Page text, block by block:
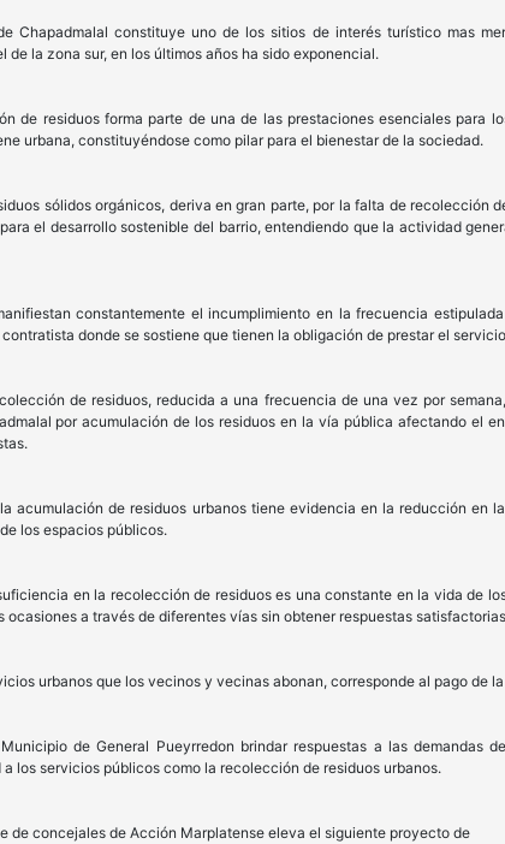
Chapadmalal constituye uno de los sitios de interés turístico mas
de la zona sur, en los últimos años ha sido exponencial.
de residuos forma parte de una de las prestaciones esenciales para
urbana, constituyéndose como pilar para el bienestar de la sociedad.
sólidos orgánicos, deriva en gran parte, por la falta de recolección
el desarrollo sostenible del barrio, entendiendo que la actividad
constantemente el incumplimiento en la frecuencia
donde se sostiene que tienen la obligación de prestar el
de residuos, reducida a una frecuencia de una vez por
por acumulación de los residuos en la vía pública afectando el
acumulación de residuos urbanos tiene evidencia en la reducción en
los espacios públicos.
en la recolección de residuos es una constante en la vida de
ocasiones a través de diferentes vías sin obtener respuestas
urbanos que los vecinos y vecinas abonan, corresponde al pago de
de General Pueyrredon brindar respuestas a las
los servicios públicos como la recolección de residuos urbanos.
de concejales de Acción Marplatense eleva el siguiente proyecto de